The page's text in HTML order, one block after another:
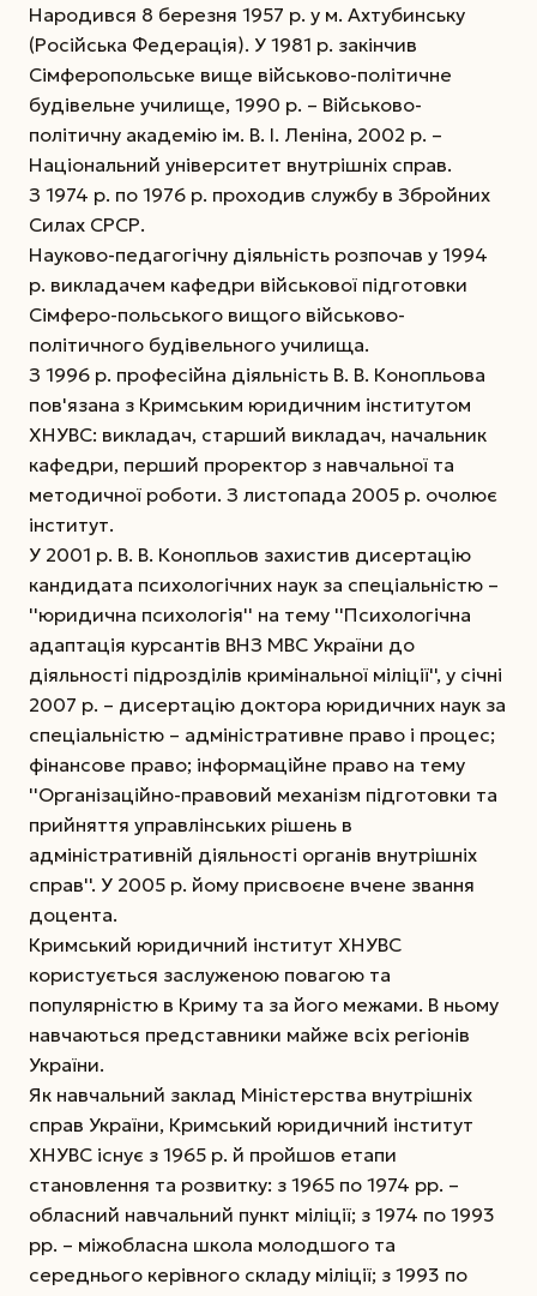
Народився 8 березня 1957 р. у м. Ахтубинську
(Російська Федерація). У 1981 р. закінчив
Сімферопольське вище військово-політичне
будівельне училище, 1990 р. – Військово-
політичну академію ім. В. І. Леніна, 2002 р. –
Національний університет внутрішніх справ.
З 1974 р. по 1976 р. проходив службу в Збройних
Силах СРСР.
Науково-педагогічну діяльність розпочав у 1994
р. викладачем кафедри військової підготовки
Сімферо-польського вищого військово-
політичного будівельного училища.
З 1996 р. професійна діяльність В. В. Конопльова
пов'язана з Кримським юридичним інститутом
ХНУВС: викладач, старший викладач, начальник
кафедри, перший проректор з навчальної та
методичної роботи. З листопада 2005 р. очолює
інститут.
У 2001 р. В. В. Конопльов захистив дисертацію
кандидата психологічних наук за спеціальністю –
''юридична психологія'' на тему ''Психологічна
адаптація курсантів ВНЗ МВС України до
діяльності підрозділів кримінальної міліції'', у січні
2007 р. – дисертацію доктора юридичних наук за
спеціальністю – адміністративне право і процес;
фінансове право; інформаційне право на тему
''Організаційно-правовий механізм підготовки та
прийняття управлінських рішень в
адміністративній діяльності органів внутрішніх
справ''. У 2005 р. йому присвоєне вчене звання
доцента.
Кримський юридичний інститут ХНУВС
користується заслуженою повагою та
популярністю в Криму та за його межами. В ньому
навчаються представники майже всіх регіонів
України.
Як навчальний заклад Міністерства внутрішніх
справ України, Кримський юридичний інститут
ХНУВС існує з 1965 р. й пройшов етапи
становлення та розвитку: з 1965 по 1974 рр. –
обласний навчальний пункт міліції; з 1974 по 1993
рр. – міжобласна школа молодшого та
середнього керівного складу міліції; з 1993 по